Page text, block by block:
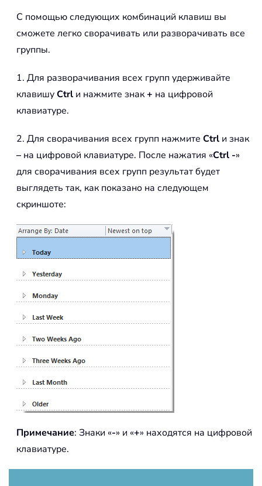
С помощью следующих комбинаций клавиш вы
сможете легко сворачивать или разворачивать все
группы.
1. Для разворачивания всех групп удерживайте
клавишуCtrl и нажмите знак+ на цифровой
клавиатуре.
2. Для сворачивания всех групп нажмите Ctrl и знак
– на цифровой клавиатуре. После нажатия «Ctrl -»
для сворачивания всех групп результат будет
выглядеть так, как показано на следующем
скриншоте:
Примечание: Знаки «-» и «+» находятся на цифровой
клавиатуре.